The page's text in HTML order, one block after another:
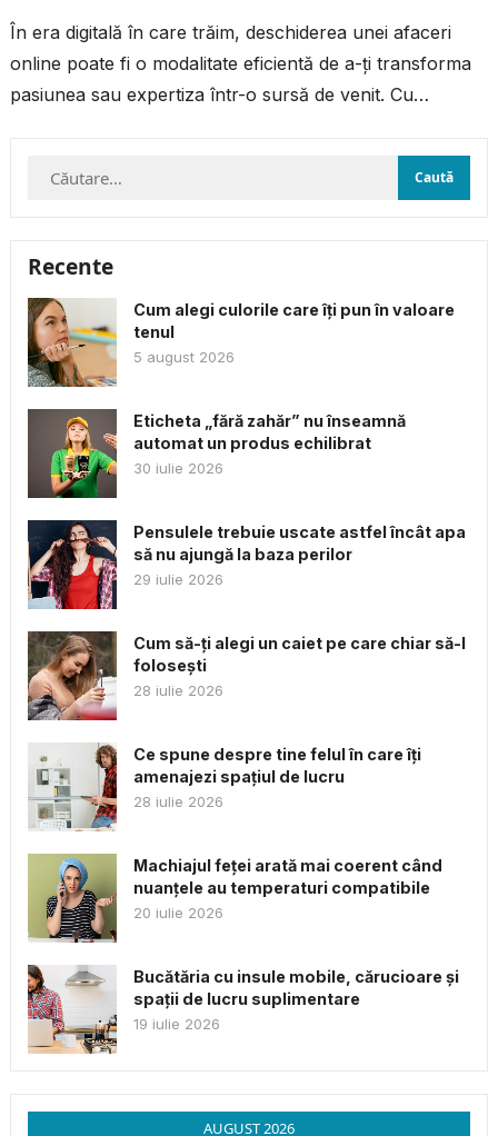
În era digitală în care trăim, deschiderea unei afaceri
online poate fi o modalitate eficientă de a-ți transforma
pasiunea sau expertiza într-o sursă de venit. Cu
Caută
Recente
Cum alegi culorile care îți pun în valoare
tenul
5 august 2026
Eticheta „fără zahăr” nu înseamnă
automat un produs echilibrat
30 iulie 2026
Pensulele trebuie uscate astfel încât apa
să nu ajungă la baza perilor
29 iulie 2026
Cum să-ți alegi un caiet pe care chiar să-l
folosești
28 iulie 2026
Ce spune despre tine felul în care îți
amenajezi spațiul de lucru
28 iulie 2026
Machiajul feței arată mai coerent când
nuanțele au temperaturi compatibile
20 iulie 2026
Bucătăria cu insule mobile, cărucioare și
spații de lucru suplimentare
19 iulie 2026
AUGUST 2026